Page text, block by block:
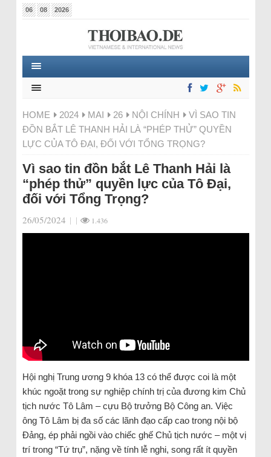
06 08 2026
HOME 2024 MAI 26 NỘI CHÍNH
VÌ SAO TIN
ĐỒN BẮT LÊ THANH HẢI LÀ “PHÉP THỬ” QUYỀN
LỰC CỦA TÔ ĐẠI, ĐỐI VỚI TỔNG TRỌNG?
Vì sao tin đồn bắt Lê Thanh Hải là
“phép thử” quyền lực của Tô Đại,
đối với Tổng Trọng?
26/05/2024 | | 1.436
Hội nghị Trung ương 9 khóa 13 có thể được coi là một
khúc ngoặt trong sự nghiệp chính trị của đương kim Chủ
tịch nước Tô Lâm – cựu Bộ trưởng Bộ Công an. Việc
ông Tô Lâm bị đa số các lãnh đạo cấp cao trong nội bộ
Đảng, ép phải ngồi vào chiếc ghế Chủ tịch nước – một vị
trí trong “Tứ trụ”, nặng về tính lễ nghi, song rất ít quyền